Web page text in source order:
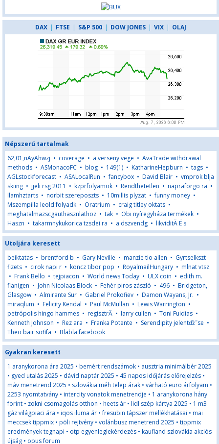
DAX | FTSE | S&P 500 | DOW JONES | VIX | OLAJ
Népszerű tartalmak
62,01,nAyAhwzj • coverage • a verseny vege • AvaTrade withdrawal
methods • ASMonacoFC • blog • 149(1) • KatharineHepburn • tags •
AGLstockforecast • ASALocalRun •fancybox • David Blair • vmprok blja
skiing • jjeli rsg 2011 • kzprfolyamok • Rendthetetlen • napraforgo ra •
llamhztarts • norbit szereposzts • 10millis plyzat •funny money •
Mszempilla leold folyadk • Oratrium • craig titley oktats •
meghatalmazscgauthasznlathoz • tak • Obi nyíregyháza termékek •
Haszn • takarmnykukorica tzsdei ra • a dszvendg • likviditÄ Ë s
Utoljára keresett
beiktatas • brentford b • Gary Neville • manzie tio allen • Gyrtselkszt
fizets • cirok napi r • koncz tibor pop • RoyalmailHungary • mlnat vtsz
• Frank Bello • tejpiacon • World news Today • ULX coin • edith m.
flanigen • John Nicolaas Block • Fehér piros zászló • 496 • Bridgeton,
Glasgow • Almirante Sur • Gabriel Prokofiev • Damon Wayans, Jr. •
miraqlum • Felicity Kendal • Paul McMullan • Lewis Warrington •
petrópolis hingo hammes • regisztrĂ • larry cullen • Toni Fuidias •
Kenneth Johnson • Rez ara • Franka Potente • Serendipity jelentďż˝se •
Theo bair sofifa • Blabla facebook
Gyakran keresett
1 aranykorona ára 2025 • bemért rendszámok • ausztria minimálbér 2025
• gyed utalás 2025 • dávid naptár 2025 • 45 napos időjárás előrejelzés •
máv menetrend 2025 • szlovákia méh telep árak • várható euro árfolyam •
2253 nyomtatvány • intercity vonatok menetrendje • 1 aranykorona hány
forint • zokni csomagolás otthon • heets ár • lidl szép kártya 2025 • 1 m3
gáz világpiaci ára • iqos iluma ár •fresubin tápszer mellékhatásai • mai
meccsek tippmix • pöli rejtvény • volánbusz menetrend 2025 • tippmix
eredmények tegnapi • otp egyenleglekérdezés • kaufland szlovákia akciós
újság • opus forum